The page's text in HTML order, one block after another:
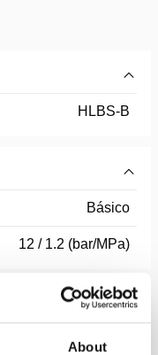
About
HLBS-B
Básico
12 / 1.2 (bar/MPa)